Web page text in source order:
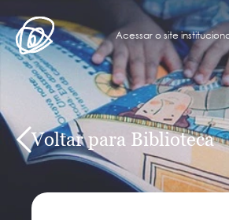
Acessar o site
Voltar para Biblioteca